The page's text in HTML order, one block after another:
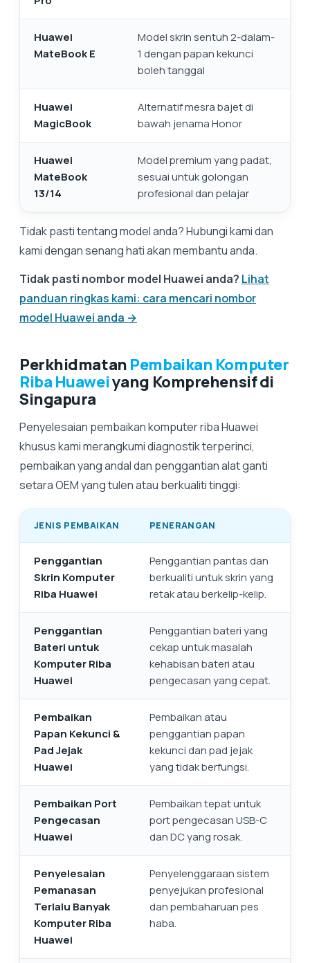
Huawei
MateBook E
Model skrin sentuh 2-dalam-
1 dengan papan kekunci
boleh tanggal
Huawei
MagicBook
Alternatif mesra bajet di
bawah jenama Honor
Huawei
MateBook
13/14
Model premium yang padat,
sesuai untuk golongan
profesional dan pelajar
Tidak pasti tentang model anda? Hubungi kami dan
kami dengan senang hati akan membantu anda.
Tidak pasti nombor model Huawei anda? Lihat
panduan ringkas kami: cara mencari nombor
model Huawei anda →
Perkhidmatan Pembaikan Komputer
Riba Huaweiyang Komprehensif di
Singapura
Penyelesaian pembaikan komputer riba Huawei
khusus kami merangkumi diagnostik terperinci,
pembaikan yang andal dan penggantian alat ganti
setara OEM yang tulen atau berkualiti tinggi:
JENIS PEMBAIKAN PENERANGAN
Penggantian
Skrin Komputer
Riba Huawei
Penggantian pantas dan
berkualiti untuk skrin yang
retak atau berkelip-kelip.
Penggantian
Bateri untuk
Komputer Riba
Huawei
Penggantian bateri yang
cekap untuk masalah
kehabisan bateri atau
pengecasan yang cepat.
Pembaikan
Papan Kekunci &
Pad Jejak
Huawei
Pembaikan atau
penggantian papan
kekunci dan pad jejak
yang tidak berfungsi.
Pembaikan Port
Pengecasan
Huawei
Pembaikan tepat untuk
port pengecasan USB-C
dan DC yang rosak.
Penyelesaian
Pemanasan
Terlalu Banyak
Komputer Riba
Huawei
Penyelenggaraan sistem
penyejukan profesional
dan pembaharuan pes
haba.